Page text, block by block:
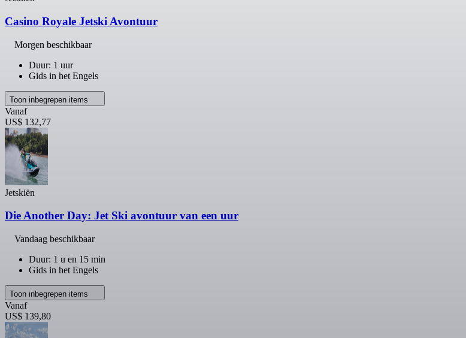
Casino Royale Jetski Avontuur
Morgen beschikbaar
Duur: 1 uur
Gids in het Engels
Toon inbegrepen items
Vanaf
US$ 132,77
Jetskiën
Die Another Day: Jet Ski avontuur van een uur
Vandaag beschikbaar
Duur: 1 u en 15 min
Gids in het Engels
Toon inbegrepen items
Vanaf
US$ 139,80